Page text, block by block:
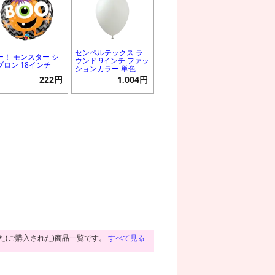
！ モンスター シ
ロン 18インチ
222円
センペルテックス ラ
ウンド 9インチ ファッ
ションカラー 単色
1,004円
(ご購入された)商品一覧です。 すべて見る